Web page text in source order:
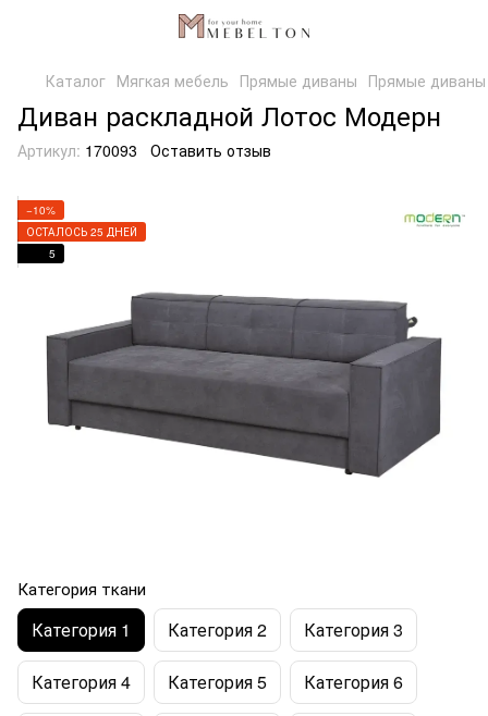
Каталог Мягкая мебель Прямые диваны Прямые
Диван раскладной Лотос Модерн
Артикул: 170093 Оставить отзыв
−10%
ОСТАЛОСЬ 25 ДНЕЙ
5
Категория ткани
Категория 1 Категория 2 Категория 3
Категория 4 Категория 5 Категория 6